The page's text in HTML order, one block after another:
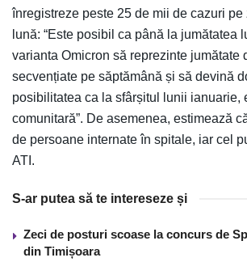
înregistreze peste 25 de mii de cazuri pe
lună: “Este posibil ca până la jumătatea
varianta Omicron să reprezinte jumătate
secvențiate pe săptămână și să devină
posibilitatea ca la sfârșitul lunii ianuarie,
comunitară”. De asemenea, estimează
de persoane internate în spitale, iar cel
ATI.
S-ar putea să te intereseze și
Zeci de posturi scoase la concurs de
din Timișoara